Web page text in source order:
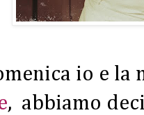
io e la
, abbiamo